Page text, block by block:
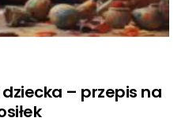
– przepis na